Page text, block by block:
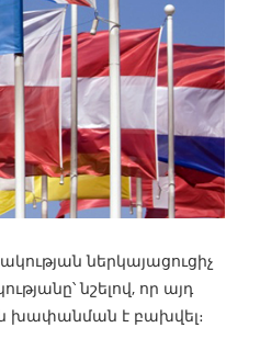
ներկայացուցիչ
նշելով, որ այդ
խափանման է բախվել։